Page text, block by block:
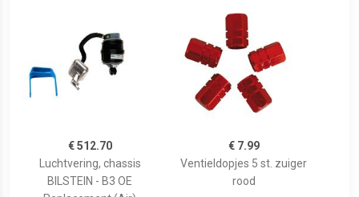
€ 512.70
Luchtvering, chassis
BILSTEIN - B3 OE
€ 7.99
Ventieldopjes 5 st. zuiger
rood